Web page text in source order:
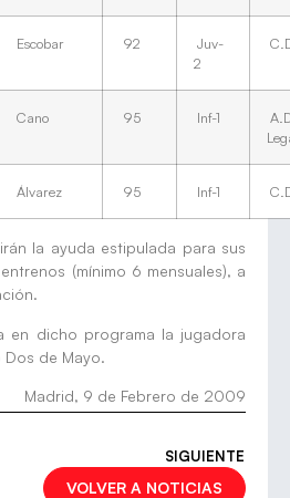
Escobar 92
Juv-
2
Cano 95 Inf-1
Álvarez 95 Inf-1
la ayuda estipulada para sus
(mínimo 6 mensuales), a
en dicho programa la jugadora
Dos de Mayo.
Madrid, 9 de Febrero de 2009
SIGUIENTE
VOLVER A NOTICIAS